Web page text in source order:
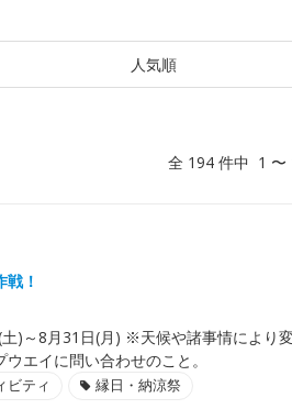
人気順
全 194 件中 1 〜
！
)～8月31日(月) ※天候や諸事情により
エイに問い合わせのこと。
ビティ
縁日・納涼祭